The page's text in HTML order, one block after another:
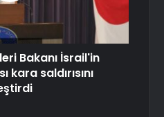
Bakanı İsrail'in
kara saldırısını